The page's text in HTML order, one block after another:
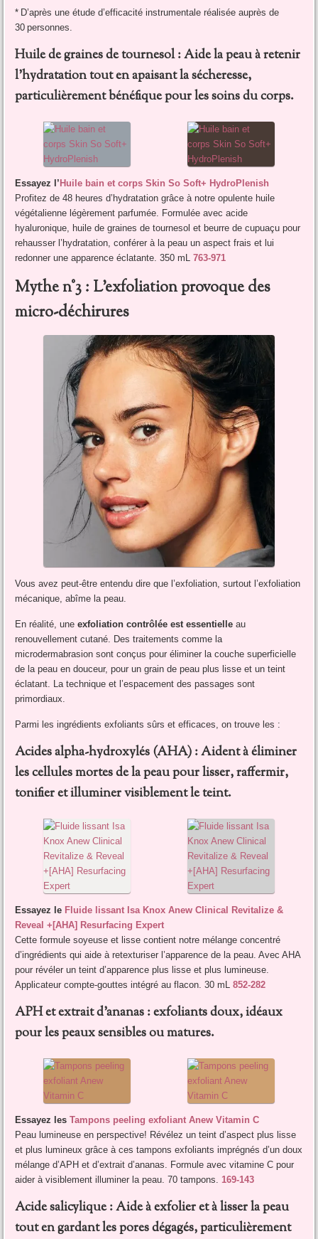
* D’après une étude d’efficacité instrumentale réalisée auprès de
30 personnes.
Huile de graines de tournesol : Aide la peau à retenir
l’hydratation tout en apaisant la sécheresse,
particulièrement bénéfique pour les soins du corps.
Essayez l’ Huile bain et corps Skin So Soft+ HydroPlenish
Profitez de 48 heures d’hydratation grâce à notre opulente huile
végétalienne légèrement parfumée. Formulée avec acide
hyaluronique, huile de graines de tournesol et beurre de cupuaçu pour
rehausser l’hydratation, conférer à la peau un aspect frais et lui
redonner une apparence éclatante. 350 mL763-971
Mythe n°3 : L’exfoliation provoque des
micro-déchirures
Vous avez peut-être entendu dire que l’exfoliation, surtout l’exfoliation
mécanique, abîme la peau.
En réalité, uneexfoliation contrôlée est essentielle au
renouvellement cutané. Des traitements comme la
microdermabrasion sont conçus pour éliminer la couche superficielle
de la peau en douceur, pour un grain de peau plus lisse et un teint
éclatant. La technique et l’espacement des passages sont
primordiaux.
Parmi les ingrédients exfoliants sûrs et efficaces, on trouve les :
Acides alpha-hydroxylés (AHA) : Aident à éliminer
les cellules mortes de la peau pour lisser, raffermir,
tonifier et illuminer visiblement le teint.
Essayez le Fluide lissant Isa Knox Anew Clinical Revitalize &
Reveal +[AHA] Resurfacing Expert
Cette formule soyeuse et lisse contient notre mélange concentré
d’ingrédients qui aide à retexturiser l’apparence de la peau. Avec AHA
pour révéler un teint d’apparence plus lisse et plus lumineuse.
Applicateur compte-gouttes intégré au flacon. 30 mL852-282
APH et extrait d’ananas : exfoliants doux, idéaux
pour les peaux sensibles ou matures.
Essayez les Tampons peeling exfoliant Anew Vitamin C
Peau lumineuse en perspective! Révélez un teint d’aspect plus lisse
et plus lumineux grâce à ces tampons exfoliants imprégnés d’un doux
mélange d’APH et d’extrait d’ananas. Formule avec vitamine C pour
aider à visiblement illuminer la peau. 70 tampons.169-143
Acide salicylique : Aide à exfolier et à lisser la peau
tout en gardant les pores dégagés, particulièrement